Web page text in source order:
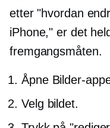
etter "hvordan
iPhone," er det
fremgangsmåten.
Åpne Bilder-
Velg bildet.